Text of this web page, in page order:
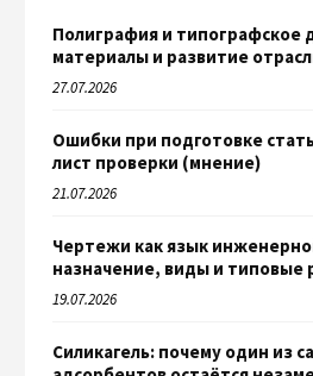
Полиграфия и типографское
материалы и развитие
27.07.2026
Ошибки при подготовке
лист проверки (мнение)
21.07.2026
Чертежи как язык
назначение, виды и типовые
19.07.2026
Силикагель: почему один из